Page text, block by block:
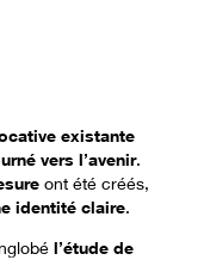
existante
vers l’avenir.
ont été créés,
identité claire.
l’étude de